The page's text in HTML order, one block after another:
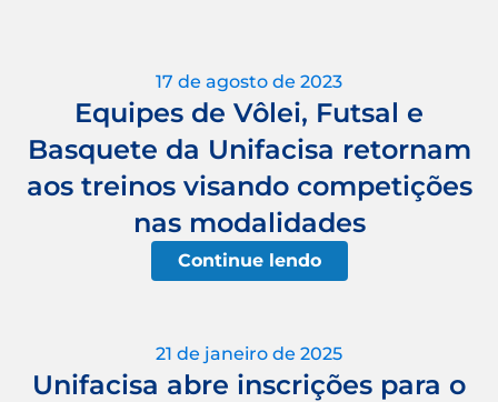
17 de agosto de 2023
Equipes de Vôlei, Futsal e
Basquete da Unifacisa retornam
aos treinos visando competições
nas modalidades
Continue lendo
21 de janeiro de 2025
Unifacisa abre inscrições para o